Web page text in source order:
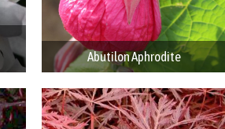
Abutilon Aphrodite